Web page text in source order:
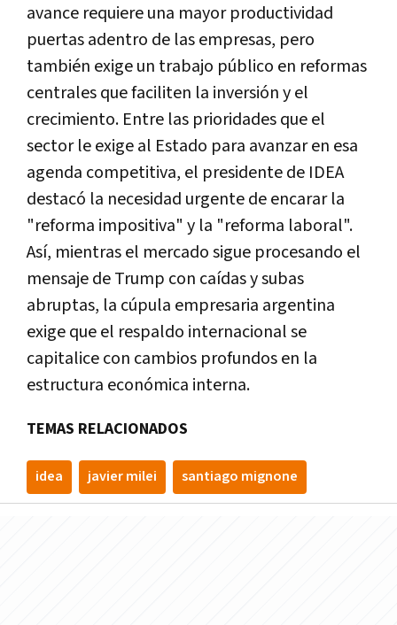
avance requiere una mayor productividad
puertas adentro de las empresas, pero
también exige un trabajo público en reformas
centrales que faciliten la inversión y el
crecimiento. Entre las prioridades que el
sector le exige al Estado para avanzar en esa
agenda competitiva, el presidente de IDEA
destacó la necesidad urgente de encarar la
"reforma impositiva" y la "reforma laboral".
Así, mientras el mercado sigue procesando el
mensaje de Trump con caídas y subas
abruptas, la cúpula empresaria argentina
exige que el respaldo internacional se
capitalice con cambios profundos en la
estructura económica interna.
TEMAS RELACIONADOS
idea javier milei santiago mignone